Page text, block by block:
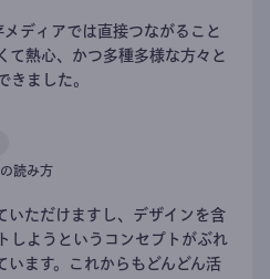
ディアでは直接つながること
て熱心、かつ多種多様な方々と
きました。
読み方
いただけますし、デザインを含
しようというコンセプトがぶれ
います。これからもどんどん活